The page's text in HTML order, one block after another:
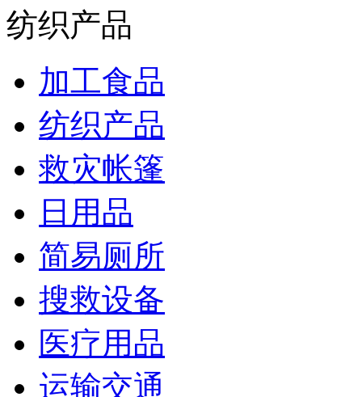
纺织产品
加工食品
纺织产品
救灾帐篷
日用品
简易厕所
搜救设备
医疗用品
运输交通